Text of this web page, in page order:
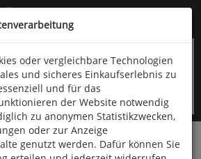
Seite überspringen
(06766) 9323-960
Quelle & Meyer Verlag
Fauna
oder vergleichbare Technologien
und sicheres Einkaufserlebnis zu
und für das
der Website notwendig
zu anonymen Statistikzwecken,
oder zur Anzeige
genutzt werden. Dafür können Sie